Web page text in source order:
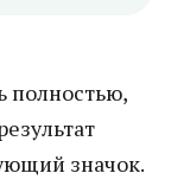
полностью,
значок.